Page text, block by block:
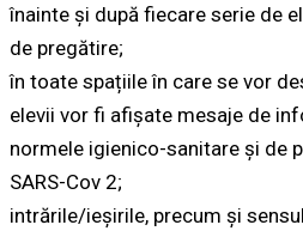
înainte și după fiecare serie de
de pregătire;
în toate spațiile în care se vor
elevii vor fi afișate mesaje de
normele igienico-sanitare și de
SARS-Cov 2;
intrările/ieșirile, precum și